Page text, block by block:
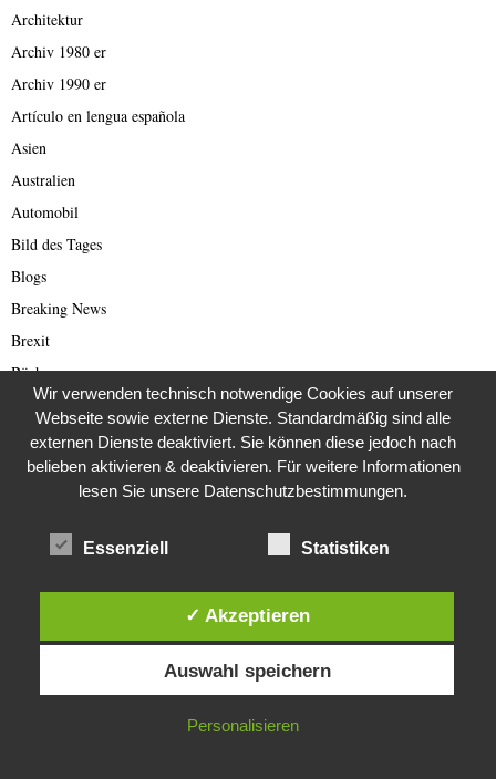
Architektur
Archiv 1980 er
Archiv 1990 er
Artículo en lengua española
Asien
Australien
Automobil
Bild des Tages
Blogs
Breaking News
Brexit
Bücher
Bundestagswahl 2021
Business
Business & Wirtschaft
Catastrophe Scam
Cold Case
Covid-19
Diese Website verwendet Cookies. Durch die weitere Nutzung dieser
Website stimmst du der Verwendung von Cookies zu.
IN ORDNUNG
Wir verwenden technisch notwendige Cookies auf unserer
Webseite sowie externe Dienste. Standardmäßig sind alle
externen Dienste deaktiviert. Sie können diese jedoch nach
belieben aktivieren & deaktivieren. Für weitere Informationen
lesen Sie unsere Datenschutzbestimmungen.
Essenziell Statistiken
✓ Akzeptieren
Auswahl speichern
Personalisieren